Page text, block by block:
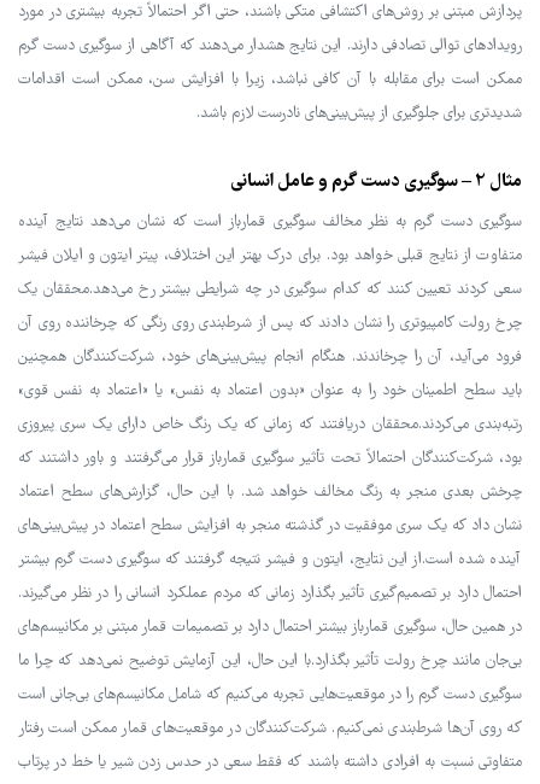
پردازش مبتنی بر روش‌های اکتشافی متکی باشند، حتی اگر احتمالاً تجربه بیشتری در مورد
رویدادهای توالی تصادفی دارند. این نتایج هشدار می‌دهند که آگاهی از سوگیری دست گرم
ممکن است برای مقابله با آن کافی نباشد، زیرا با افزایش سن، ممکن است اقدامات
شدیدتری برای جلوگیری از پیش‌بینی‌های نادرست لازم باشد.
مثال 2 – سوگیری دست گرم و عامل انسانی
سوگیری دست گرم به نظر مخالف سوگیری قمارباز است که نشان می‌دهد نتایج آینده
متفاوت از نتایج قبلی خواهد بود. برای درک بهتر این اختلاف، پیتر ایتون و ایلان فیشر
سعی کردند تعیین کنند که کدام سوگیری در چه شرایطی بیشتر رخ می‌دهد.محققان یک
چرخ رولت کامپیوتری را نشان دادند که پس از شرط‌بندی روی رنگی که چرخاننده روی آن
فرود می‌آید، آن را چرخاندند. هنگام انجام پیش‌بینی‌های خود، شرکت‌کنندگان همچنین
باید سطح اطمینان خود را به عنوان «بدون اعتماد به نفس» یا «اعتماد به نفس قوی»
رتبه‌بندی می‌کردند.محققان دریافتند که زمانی که یک رنگ خاص دارای یک سری پیروزی
بود، شرکت‌کنندگان احتمالاً تحت تأثیر سوگیری قمارباز قرار می‌گرفتند و باور داشتند که
چرخش بعدی منجر به رنگ مخالف خواهد شد. با این حال، گزارش‌های سطح اعتماد
نشان داد که یک سری موفقیت در گذشته منجر به افزایش سطح اعتماد در پیش‌بینی‌های
آینده شده است.از این نتایج، ایتون و فیشر نتیجه گرفتند که سوگیری دست گرم بیشتر
احتمال دارد بر تصمیم‌گیری تأثیر بگذارد زمانی که مردم عملکرد انسانی را در نظر می‌گیرند.
در همین حال، سوگیری قمارباز بیشتر احتمال دارد بر تصمیمات قمار مبتنی بر مکانیسم‌های
بی‌جان مانند چرخ رولت تأثیر بگذارد.با این حال، این آزمایش توضیح نمی‌دهد که چرا ما
سوگیری دست گرم را در موقعیت‌هایی تجربه می‌کنیم که شامل مکانیسم‌های بی‌جانی است
که روی آن‌ها شرط‌بندی نمی‌کنیم. شرکت‌کنندگان در موقعیت‌های قمار ممکن است رفتار
متفاوتی نسبت به افرادی داشته باشند که فقط سعی در حدس زدن شیر یا خط در پرتاب